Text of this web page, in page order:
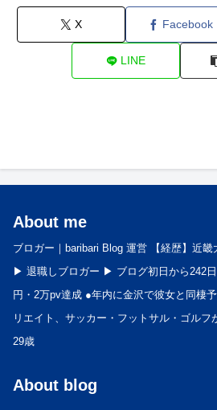
X Facebook
LINE
About me
ブロガー｜baribari Blog 運営 【経歴】近
▶︎ 退職しブロガー ▶︎ ブログ初日から242
円・2万pv達成 ●年内に金沢で彼女と同棲
リエイト、サッカー・フットサル・ゴル
29歳
About blog